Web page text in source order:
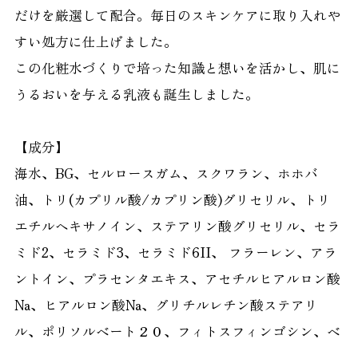
だけを厳選して配合。毎日のスキンケアに取り入れや
すい処方に仕上げました。
この化粧水づくりで培った知識と想いを活かし、肌に
うるおいを与える乳液も誕生しました。
【成分】
海水、BG、セルロースガム、スクワラン、ホホバ
油、トリ(カプリル酸/カプリン酸)グリセリル、トリ
エチルヘキサノイン、ステアリン酸グリセリル、セラ
ミド2、セラミド3、セラミド6II、 フラーレン、アラ
ントイン、プラセンタエキス、アセチルヒアルロン酸
Na、ヒアルロン酸Na、グリチルレチン酸ステアリ
ル、ポリソルベート２０、フィトスフィンゴシン、ベ